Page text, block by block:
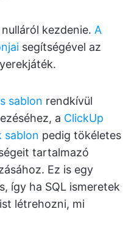
kezdenie. A
segítségével az
sablon rendkívül
a ClickUp
sablon pedig tökéletes
tartalmazó
Ez is egy
így ha SQL ismeretek
létrehozni, mi